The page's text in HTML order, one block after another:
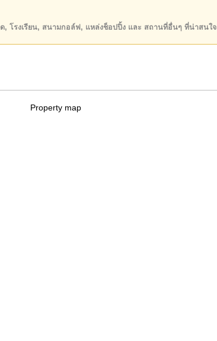
และ LINE: @cornerstonepattaya
, โรงเรียน, สนามกอล์ฟ, แหล่งช็อปปิ้ง และ สถานที่อื่นๆ ที่น่าสนใจ